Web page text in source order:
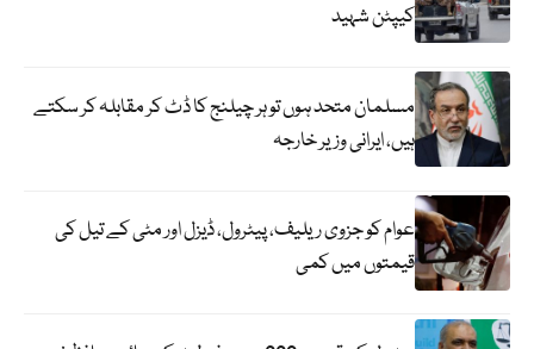
کیپٹن شہید
مسلمان متحد ہوں تو ہر چیلنج کا ڈٹ کر مقابلہ کر سکتے
ہیں، ایرانی وزیر خارجہ
عوام کو جزوی ریلیف، پیٹرول، ڈیزل اور مٹی کے تیل کی
قیمتوں میں کمی